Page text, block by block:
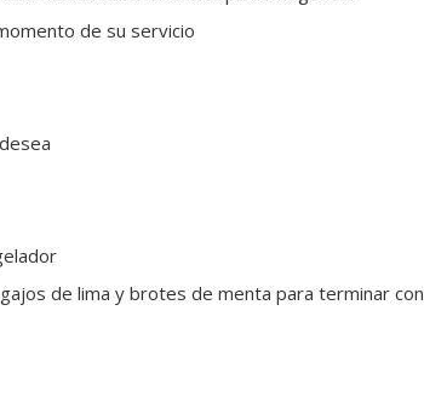
de su servicio
de lima y brotes de menta para terminar con